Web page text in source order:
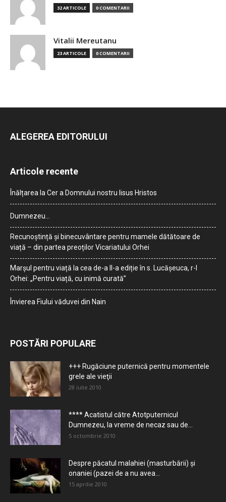
32 ARTICOLE 0 COMENTARII
Vitalii Mereutanu
23 ARTICOLE 0 COMENTARII
ALEGEREA EDITORULUI
Articole recente
Înălțarea la Cer a Domnului nostru Iisus Hristos
Dumnezeu…
Recunoștință și binecuvântare pentru mamele dătătoare de
viață – din partea preoților Vicariatului Orhei
Marșul pentru viață la cea de-a II-a ediție în s. Lucășeuca, r-l
Orhei: „Pentru viață, cu inimă curată”
Învierea Fiului văduvei din Nain
POSTĂRI POPULARE
+++ Rugăciune puternică pentru momentele
grele ale vieţii
28 iulie 2010
**** Acatistul către Atotputernicul
Dumnezeu, la vreme de necaz sau de...
5 octombrie 2010
Despre păcatul malahiei (masturbării) şi
onaniei (pazei de a nu avea...
15 aprilie 2010